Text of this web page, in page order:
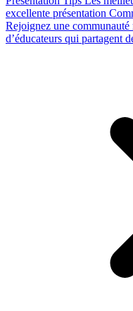
excellente présentation
Rejoignez une communauté
d’éducateurs qui partagent